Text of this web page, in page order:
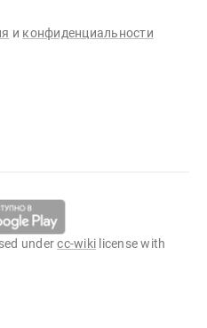
и конфиденциальности
undercc-wiki license with